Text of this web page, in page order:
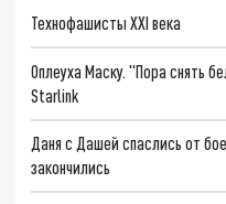
Технофашисты XXI века
Оплеуха Маску. "Пора снять
Starlink
Даня с Дашей спаслись от
закончились